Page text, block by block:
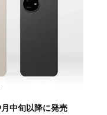
中旬以降に発売